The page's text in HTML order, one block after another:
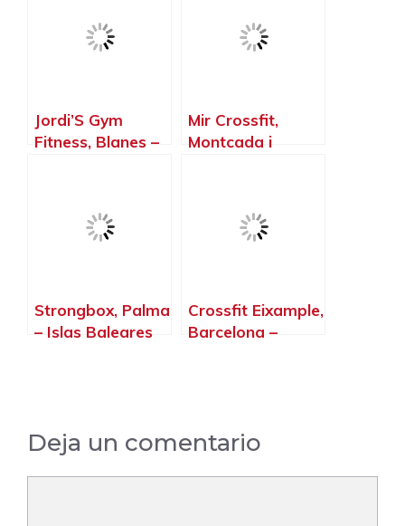
Jordi’S Gym
Fitness, Blanes –
Mir Crossfit,
Montcada i
Strongbox, Palma
– Islas Baleares
Crossfit Eixample,
Barcelona –
Deja un comentario